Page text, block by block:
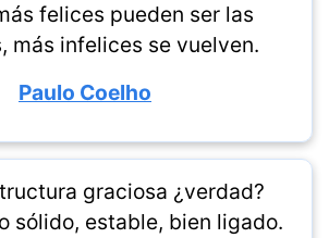
felices pueden ser las
más infelices se vuelven.
Paulo Coelho
graciosa ¿verdad?
sólido, estable, bien ligado.